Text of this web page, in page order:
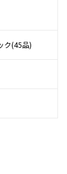
ク(45品)